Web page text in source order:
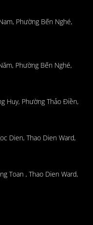
Phường Bến Nghé,
Phường Bến Nghé,
Huy, Phường Thảo Điền,
Dien, Thao Dien Ward,
Toan , Thao Dien Ward,